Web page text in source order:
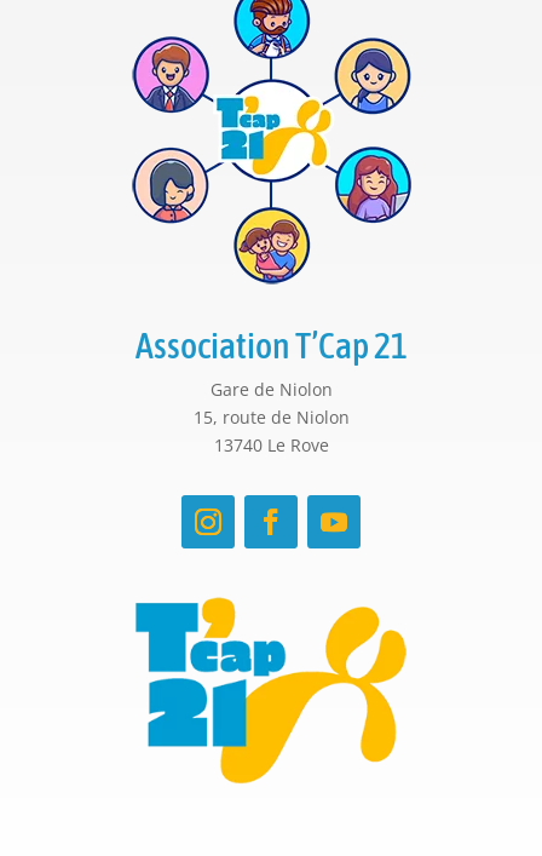
Association T’Cap 21
Gare de Niolon
15, route de Niolon
13740 Le Rove